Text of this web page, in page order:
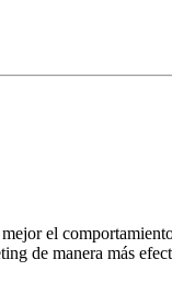
el
de manera más